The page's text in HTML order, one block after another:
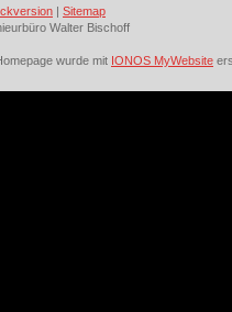
| Sitemap
Walter Bischoff
wurde mit IONOS MyWebsite